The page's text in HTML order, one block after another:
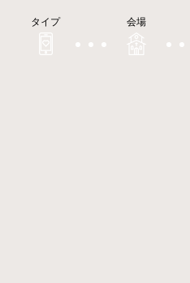
タイプ 会場